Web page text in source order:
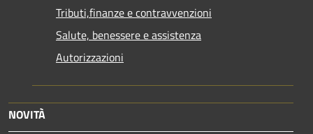
Tributi,finanze e contravvenzioni
Salute, benessere e assistenza
Autorizzazioni
NOVITÀ